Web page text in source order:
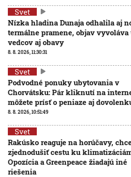
Svet
Nízka hladina Dunaja odhalila aj
termálne pramene, objav vyvoláva
vedcov aj obavy
8. 8. 2026, 11:30:31
Svet
Podvodné ponuky ubytovania v
Chorvátsku: Pár kliknutí na
môžete prísť o peniaze aj
8. 8. 2026, 10:51:49
Svet
Rakúsko reaguje na horúčavy,
zjednodušiť cestu ku
Opozícia a Greenpeace žiadajú iné
riešenia